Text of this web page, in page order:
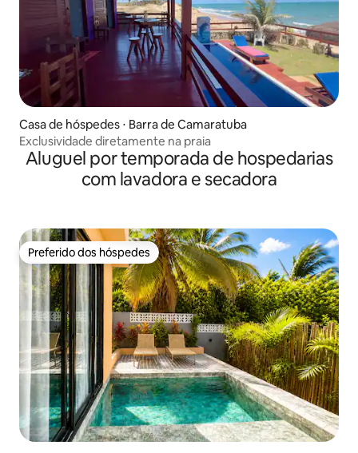
Casa de hóspedes ⋅ Barra de Camaratuba
Exclusividade diretamente na praia
Aluguel por temporada de hospedarias
com lavadora e secadora
Preferido dos hóspedes
Preferido dos hóspedes